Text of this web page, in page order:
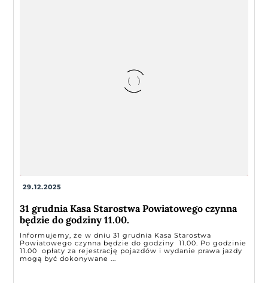
29.12.2025
31 grudnia Kasa Starostwa Powiatowego czynna
będzie do godziny 11.00.
Informujemy, że w dniu 31 grudnia Kasa Starostwa
Powiatowego czynna będzie do godziny 11.00. Po godzinie
11.00 opłaty za rejestrację pojazdów i wydanie prawa jazdy
mogą być dokonywane ...